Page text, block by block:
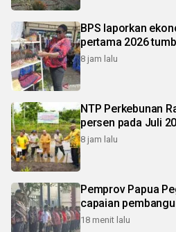
BPS laporkan
pertama 2026
8 jam lalu
NTP Perkebunan
persen pada Juli
8 jam lalu
Pemprov Papua
capaian
18 menit lalu